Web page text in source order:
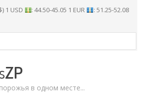
1 USD : 44.50-45.05 1 EUR
: 51.25-52.08
ZP
в одном месте...